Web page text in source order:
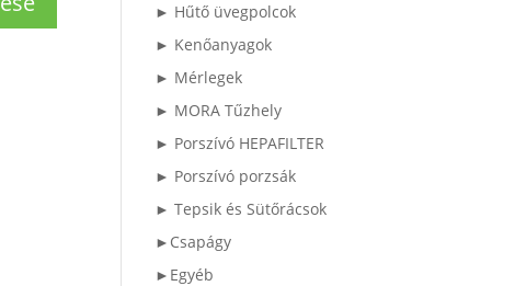
► Hűtő üvegpolcok
► Kenőanyagok
► Mérlegek
► MORA Tűzhely
► Porszívó HEPAFILTER
► Porszívó porzsák
► Tepsik és Sütőrácsok
►Csapágy
►Egyéb